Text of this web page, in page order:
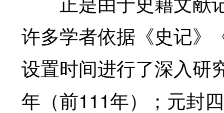
正是由于史籍文献
许多学者依据《史记》
设置时间进行了深入研
年（前111年）；元封